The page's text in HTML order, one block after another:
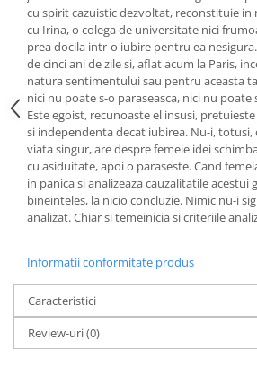
cu spirit cazuistic dezvoltat, reconstituie in
cu Irina, o colega de universitate nici
prea docila intr-o iubire pentru ea
de cinci ani de zile si, aflat acum la Paris,
natura sentimentului sau pentru aceasta
nici nu poate s-o paraseasca, nici nu poate
Este egoist, recunoaste el insusi,
si independenta decat iubirea. Nu-i, totusi,
viata singur, are despre femeie idei
cu asiduitate, apoi o paraseste. Cand
in panica si analizeaza cauzalitatile acestui
bineinteles, la nicio concluzie. Nimic nu-i
analizat. Chiar si temeinicia si criteriile
Informatii conformitate produs
Caracteristici
Review-uri(0)